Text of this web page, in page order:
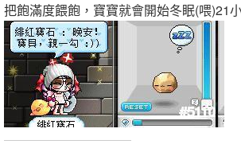
把飽滿度餵飽，寶寶就會開始冬眠(喂)21